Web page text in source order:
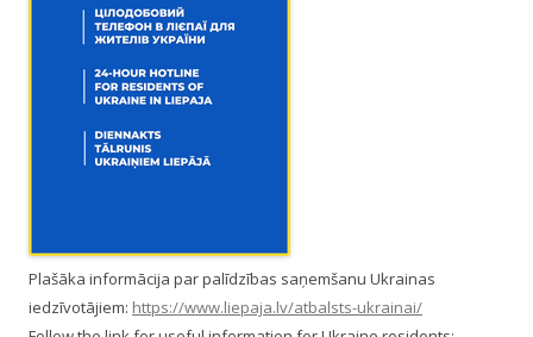
Plašāka informācija par palīdzības saņemšanu Ukrainas
iedzīvotājiem: https://www.liepaja.lv/atbalsts-ukrainai/